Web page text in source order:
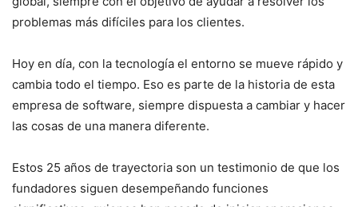
problemas más difíciles para los clientes.
Hoy en día, con la tecnología el entorno se mueve rápido y
cambia todo el tiempo. Eso es parte de la historia de esta
empresa de software, siempre dispuesta a cambiar y hacer
las cosas de una manera diferente.
Estos 25 años de trayectoria son un testimonio de que los
fundadores siguen desempeñando funciones